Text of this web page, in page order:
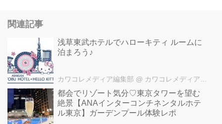
関連記事
浅草東武ホテルでハローキティ ルームに
泊まろう♪
カワコレメディア編集部 @ カワコレメディア編集部
都会でリゾート気分♡東京タワーを望む
絶景【ANAインターコンチネンタルホテ
ル東京】ガーデンプール体験レポ